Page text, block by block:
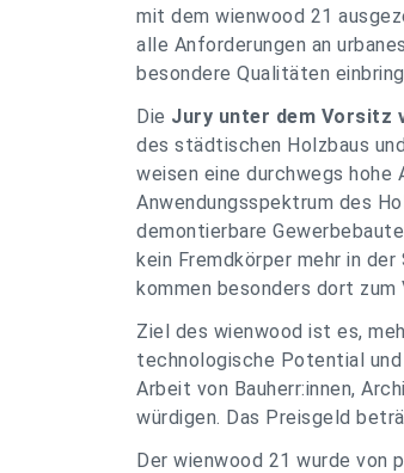
mit dem wienwood 21
alle Anforderungen an
besondere Qualitäten
Die Jury unter dem Vorsitz
des städtischen Holzbaus
weisen eine durchwegs hohe
Anwendungsspektrum des
demontierbare
kein Fremdkörper mehr in
kommen besonders dort zum
Ziel des wienwood ist es,
technologische Potential
Arbeit von Bauherr:innen,
würdigen. Das Preisgeld
Der wienwood 21 wurde von